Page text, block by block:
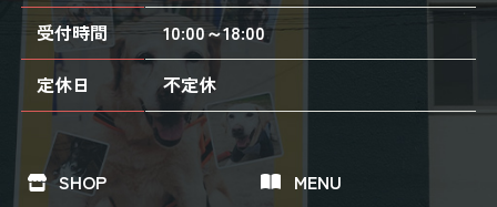
SHOP
MENU
受付時間
10:00～18:00
定休日
不定休